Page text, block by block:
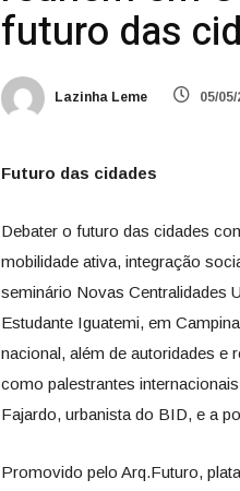
futuro das
Lazinha Leme 05/
Futuro das cidades
Debater o futuro das cidades
mobilidade ativa, integração
seminário Novas Centralidades
Estudante Iguatemi, em
nacional, além de autoridades e
como palestrantes
Fajardo, urbanista do BID, e a
Promovido pelo Arq.Futuro,